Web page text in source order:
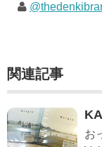
関連記事
お